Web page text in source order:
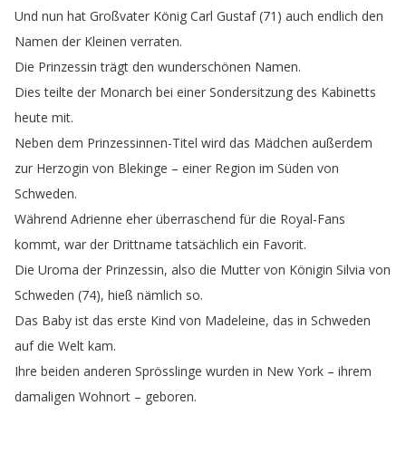
Und nun hat Großvater König Carl Gustaf(71) auch endlich den
Namen der Kleinen verraten.
Die Prinzessin trägt den wunderschönen Namen.
Dies teilte der Monarch bei einer Sondersitzung des Kabinetts
heute mit.
Neben dem Prinzessinnen-Titel wird das Mädchen außerdem
zur Herzogin von Blekinge – einer Region im Süden von
Schweden.
Während Adrienne eher überraschend für die Royal-Fans
kommt, war der Drittname tatsächlich ein Favorit.
Die Uroma der Prinzessin, also die Mutter von Königin Silvia von
Schweden (74), hieß nämlich so.
Das Baby ist das erste Kind von Madeleine, das in Schweden
auf die Welt kam.
Ihre beiden anderen Sprösslinge wurden in New York – ihrem
damaligen Wohnort – geboren.